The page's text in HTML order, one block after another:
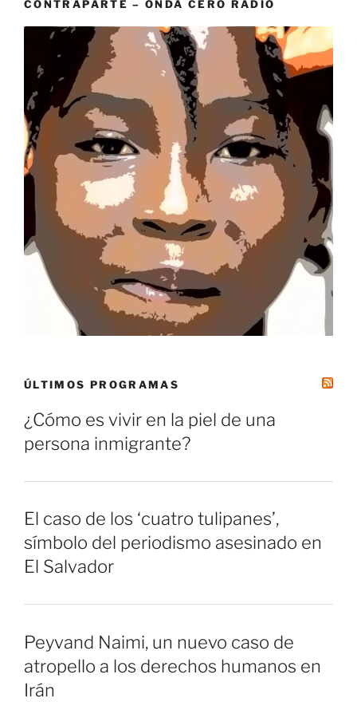
CONTRAPARTE – ONDA CERO RADIO
ÚLTIMOS PROGRAMAS
¿Cómo es vivir en la piel de una
persona inmigrante?
El caso de los ‘cuatro tulipanes’,
símbolo del periodismo asesinado en
El Salvador
Peyvand Naimi, un nuevo caso de
atropello a los derechos humanos en
Irán